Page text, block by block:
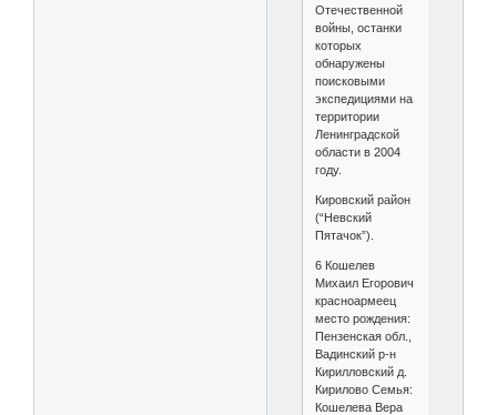
Отечественной
войны, останки
которых
обнаружены
поисковыми
экспедициями на
территории
Ленинградской
области в 2004
году.
Кировский район
(“Невский
Пятачок”).
6 Кошелев
Михаил Егорович
красноармеец
место рождения:
Пензенская обл.,
Вадинский р-н
Кирилловский д.
Кирилово Семья:
Кошелева Вера